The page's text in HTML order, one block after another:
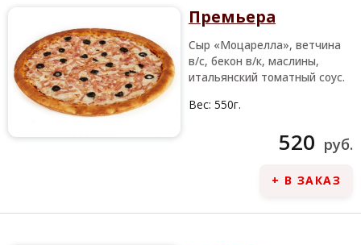
Премьера
Сыр «Моцарелла», ветчина
в/с, бекон в/к, маслины,
итальянский томатный соус.
Вес: 550г.
520 руб.
+ В ЗАКАЗ